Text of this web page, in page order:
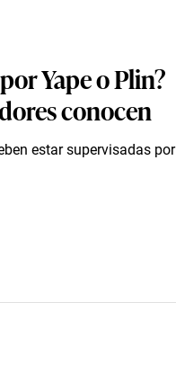
Yape o Plin?
conocen
estar supervisadas por